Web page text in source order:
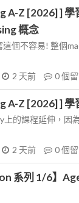
A-Z [2026] ] 學
概念
個不容易! 整個
2 天前 0個
A-Z [2026] ] 學
上的課程延伸，因
2 天前 0個
系列 1/6】